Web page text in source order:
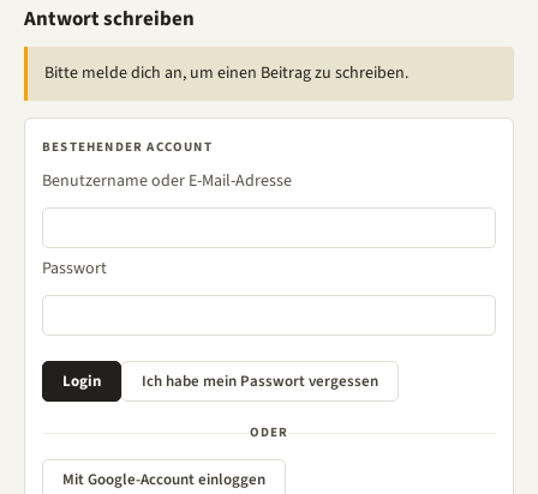
Antwort schreiben
Bitte melde dich an, um einen Beitrag zu schreiben.
BESTEHENDER ACCOUNT
Benutzername oder E-Mail-Adresse
Passwort
ODER
Mit Google-Account einloggen